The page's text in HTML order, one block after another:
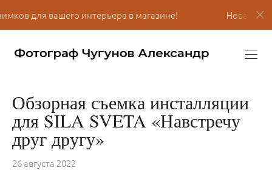
вашего интерьера в магазине! Новая коллекция
Обзорная съемка инсталляции
для SILA SVETA «Навстречу
друг другу»
26 августа 2022